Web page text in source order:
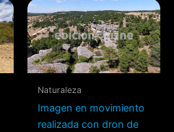
Naturaleza
Imagen en movimiento
realizada con dron de